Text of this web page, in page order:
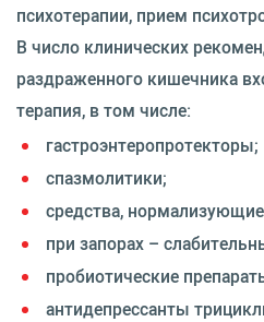
психотерапии, прием
В число клинических
раздраженного кишечника
терапия, в том числе:
гастроэнтеропротекторы;
спазмолитики;
средства,
при запорах –
пробиотические
антидепрессанты